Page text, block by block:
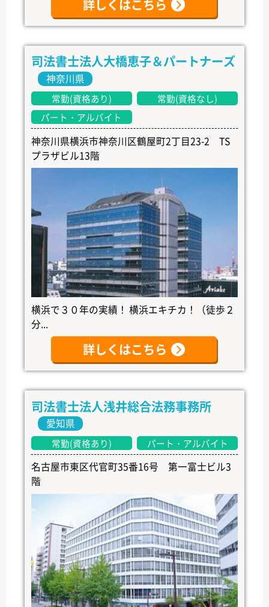
詳しくはこちら
司法書士法人大橋恵子＆パートナーズ
神奈川県
常勤(資格あり)
常勤(資格なし)
パート・アルバイト
神奈川県横浜市神奈川区鶴屋町2丁目23-2 TS
プラザビル13階
横浜で３０年の実績！ 横浜エキチカ！（徒歩２
分...
詳しくはこちら
司法書士法人浅井総合法務事務所
愛知県
常勤(資格あり) パート・アルバイト
名古屋市東区代官町35番16号 第一富士ビル3
階